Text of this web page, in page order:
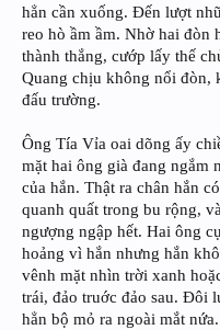
hẳn cần xuống. Đến lượt
reo hò ầm ầm. Nhờ hai đòn
thành thắng, cướp lấy thế
Quang chịu không nổi đòn,
đấu trường.
Ông Tía Vỉa oai dõng ấy
mặt hai ông già đang ngắm
của hắn. Thật ra chân hắn
quanh quất trong bu rộng,
ngượng ngập hết. Hai ông
hoảng vì hắn nhưng hắn
vênh mặt nhìn trời xanh
trái, đảo truớc đảo sau. Đôi
hẳn bộ mỏ ra ngoài mắt